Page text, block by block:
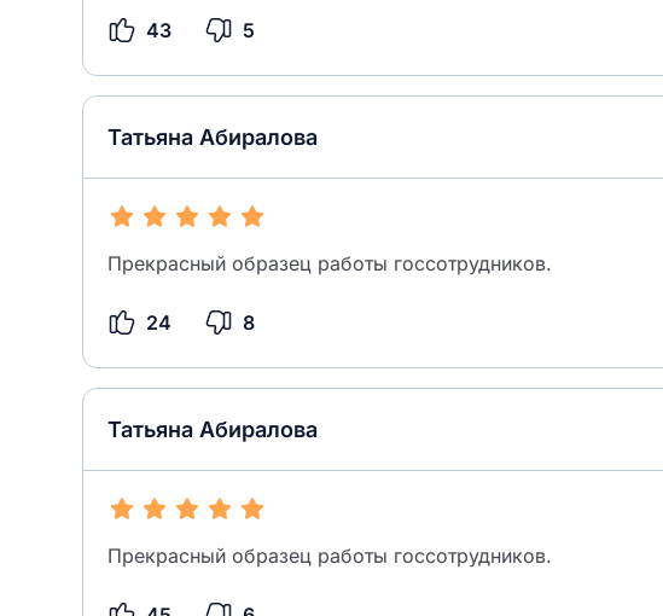
43 5
Татьяна Абиралова
Прекрасный образец работы госсотрудников.
24 8
Татьяна Абиралова
Прекрасный образец работы госсотрудников.